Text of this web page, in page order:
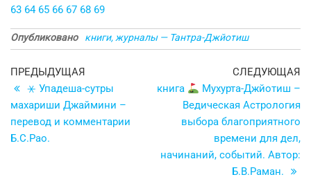
63 64 65 66 67 68 69
Опубликовано книги, журналы — Тантра-Джйотиш
Навигация
по
записям
Предыдущая
запись
ПРЕДЫДУЩАЯ
⚹ Упадеша-сутры
махариши Джаймини –
перевод и комментарии
Б.С.Рао.
СЛЕДУЮЩАЯ
книга
Мухурта-Джйотиш –
Ведическая Астрология
выбора благоприятного
времени для дел,
начинаний, событий. Автор:
Б.В.Раман.